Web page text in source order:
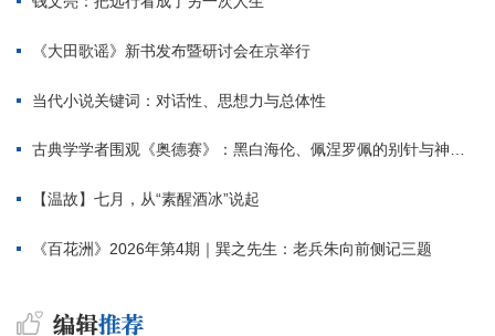
《大田歌谣》新书发布暨研讨会在京举行
当代小说关键词：对话性、思想力与总体性
古典学学者围观《奥德赛》：黑白海伦、佩涅罗佩的别针与神秘入侵者
【温故】七月，从“素醒酒冰”说起
《百花洲》2026年第4期｜巽之先生：老兵朱向前侧记三题